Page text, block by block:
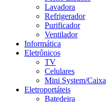
Lavadora
Refrigerador
Purificador
Ventilador
Informática
Eletrônicos
TV
Celulares
Mini System/Caixa
Eletroportáteis
Batedeira